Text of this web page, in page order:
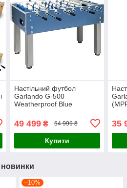
Настільний футбол
Garlando G-500
Weatherproof Blue
49 499₴ 54 999 ₴
Купити
35
новинки
–10%